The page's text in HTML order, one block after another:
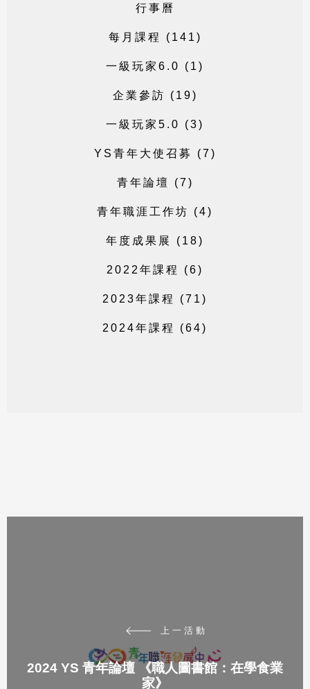
行事 曆
每 月 課 程 ( 1 4 1 )
一 級 玩家 6 . 0 ( 1 )
企 業 參 訪 ( 1 9)
一 級 玩家 5 . 0 (3)
Y S 青年 大 使 召 募 (7 )
青年論壇 (7 )
青年職涯 工 作坊 (4)
年 度 成果 展 ( 1 8)
2 0 2 2 年課 程 (6)
2 0 2 3年課 程 (7 1 )
2 0 2 4年課 程 (64)
上一活動
2024 YS 青年論壇 《職人圖書館：在學食業
家》